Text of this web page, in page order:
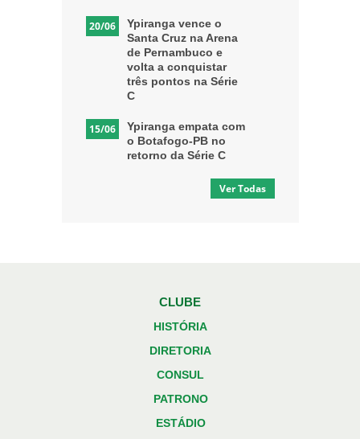
20/06
Ypiranga vence o
Santa Cruz na Arena
de Pernambuco e
volta a conquistar
três pontos na Série
C
15/06
Ypiranga empata com
o Botafogo-PB no
retorno da Série C
Ver Todas
CLUBE
HISTÓRIA
DIRETORIA
CONSUL
PATRONO
ESTÁDIO